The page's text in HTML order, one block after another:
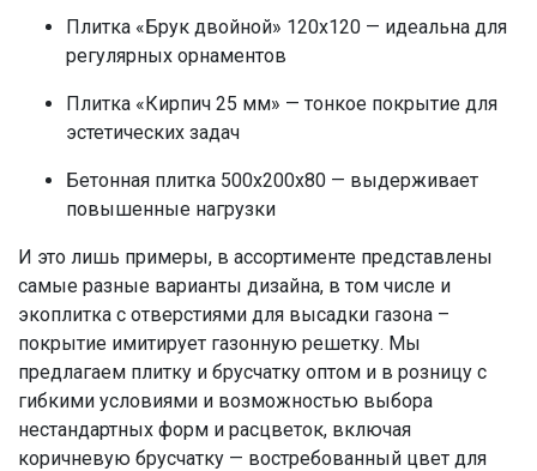
Плитка «Брук двойной» 120х120 — идеальна для
регулярных орнаментов
Плитка «Кирпич 25 мм» — тонкое покрытие для
эстетических задач
Бетонная плитка 500х200х80 — выдерживает
повышенные нагрузки
И это лишь примеры, в ассортименте представлены
самые разные варианты дизайна, в том числе и
экоплитка с отверстиями для высадки газона –
покрытие имитирует газонную решетку. Мы
предлагаем плитку и брусчатку оптом и в розницу с
гибкими условиями и возможностью выбора
нестандартных форм и расцветок, включая
коричневую брусчатку — востребованный цвет для